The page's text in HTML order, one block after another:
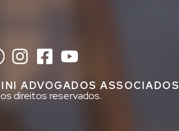
ADVOGADOS ASSOCIADOS
direitos reservados.